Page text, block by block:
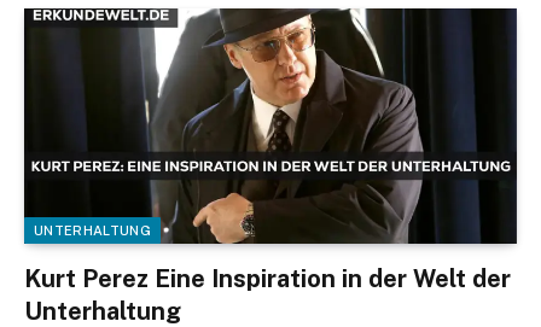
UNTERHALTUNG
Kurt Perez Eine Inspiration in der Welt der
Unterhaltung